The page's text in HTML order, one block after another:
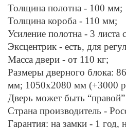
Толщина полотна - 100 мм;
Толщина короба - 110 мм;
Усиление полотна - 3 листа
Эксцентрик - есть, для
Масса двери - от 110 кг;
Размеры дверного блока:
мм; 1050х2080 мм (+3000
Дверь может быть “правой”
Страна производитель -
Гарантия: на замки - 1 год,